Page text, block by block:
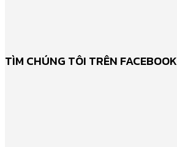
TÌM CHÚNG TÔI TRÊN FACEBOOK